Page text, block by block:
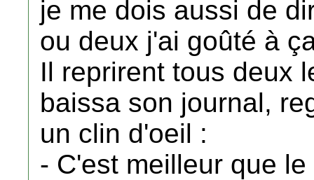
je me dois aussi de
ou deux j'ai goûté à
Il reprirent tous deux
baissa son journal,
un clin d'oeil :
- C'est meilleur que